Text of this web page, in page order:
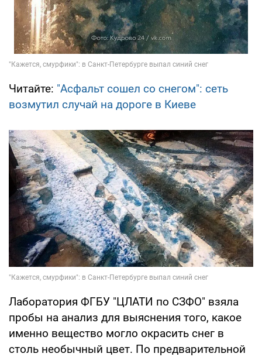
Читайте: "Асфальт сошел со снегом": сеть
возмутил случай на дороге в Киеве
Лаборатория ФГБУ "ЦЛАТИ по СЗФО" взяла
пробы на анализ для выяснения того, какое
именно вещество могло окрасить снег в
столь необычный цвет. По предварительной